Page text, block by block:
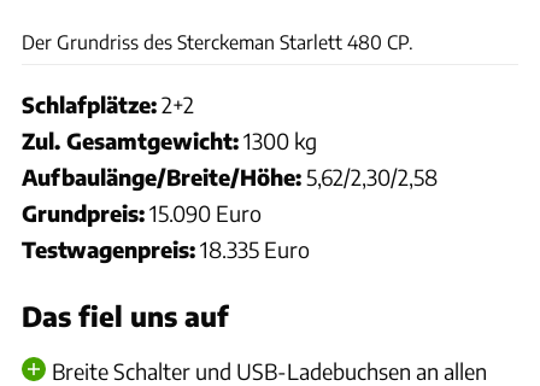
Der Grundriss des Sterckeman Starlett 480 CP.
Schlafplätze:2+2
Zul. Gesamtgewicht:1300 kg
Aufbaulänge/Breite/Höhe:5,62/2,30/2,58
Grundpreis:15.090 Euro
Testwagenpreis:18.335 Euro
Das fiel uns auf
Breite Schalter und USB-Ladebuchsen an allen